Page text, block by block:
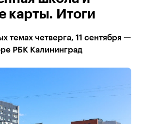
карты. Итоги
темах четверга, 11 сентября —
РБК Калининград